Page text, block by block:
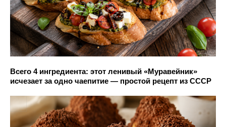
Всего 4 ингредиента: этот ленивый «Муравейник»
исчезает за одно чаепитие — простой рецепт из СССР